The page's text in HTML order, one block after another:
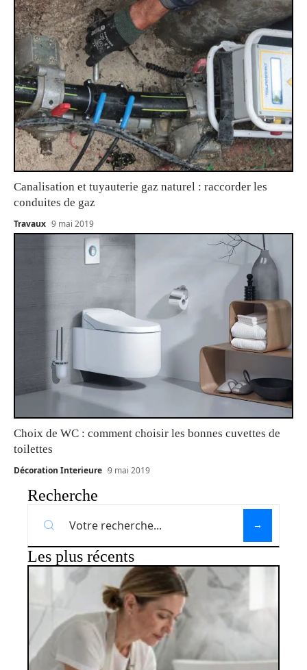
Canalisation et tuyauterie gaz naturel : raccorder les
conduites de gaz
Travaux 9 mai 2019
Choix de WC : comment choisir les bonnes cuvettes de
toilettes
Décoration Interieure 9 mai 2019
Recherche
Les plus récents